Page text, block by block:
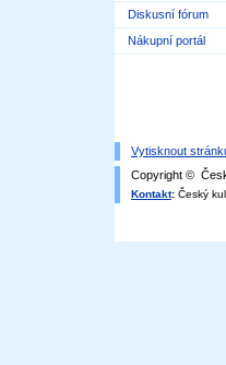
Diskusní fórum
Nákupní portál
Vytisknout
Copyright ©
Kontakt: Český